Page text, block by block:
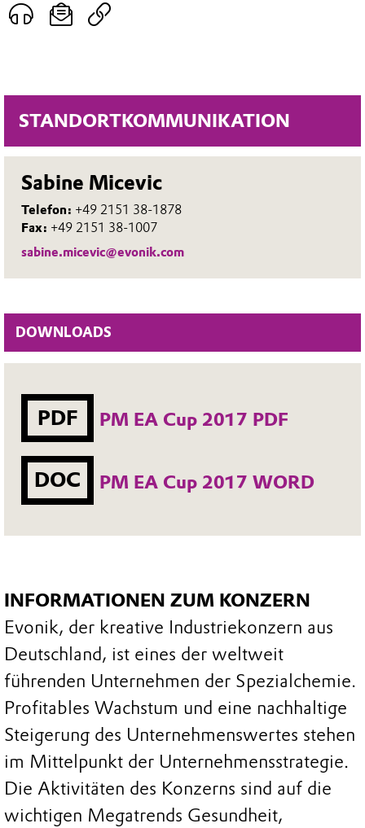
STANDORTKOMMUNIKATION
Sabine Micevic
Telefon: +49 2151 38-1878
Fax: +49 2151 38-1007
sabine.micevic@evonik.com
DOWNLOADS
PDF PM EA Cup 2017 PDF
DOC PM EA Cup 2017 WORD
INFORMATIONEN ZUM KONZERN
Evonik, der kreative Industriekonzern aus
Deutschland, ist eines der weltweit
führenden Unternehmen der Spezialchemie.
Profitables Wachstum und eine nachhaltige
Steigerung des Unternehmenswertes stehen
im Mittelpunkt der Unternehmensstrategie.
Die Aktivitäten des Konzerns sind auf die
wichtigen Megatrends Gesundheit,